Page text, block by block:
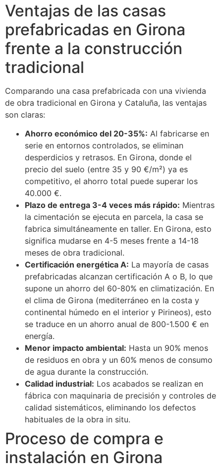
Ventajas de las casas
prefabricadas en Girona
frente a la construcción
tradicional
Comparando una casa prefabricada con una vivienda
de obra tradicional en Girona y Cataluña, las ventajas
son claras:
Ahorro económico del 20-35%: Al fabricarse en
serie en entornos controlados, se eliminan
desperdicios y retrasos. En Girona, donde el
precio del suelo (entre 35 y 90 €/m²) ya es
competitivo, el ahorro total puede superar los
40.000 €.
Plazo de entrega 3-4 veces más rápido: Mientras
la cimentación se ejecuta en parcela, la casa se
fabrica simultáneamente en taller. En Girona, esto
significa mudarse en 4-5 meses frente a 14-18
meses de obra tradicional.
Certificación energética A: La mayoría de casas
prefabricadas alcanzan certificación A o B, lo que
supone un ahorro del 60-80% en climatización. En
el clima de Girona (mediterráneo en la costa y
continental húmedo en el interior y Pirineos), esto
se traduce en un ahorro anual de 800-1.500 € en
energía.
Menor impacto ambiental: Hasta un 90% menos
de residuos en obra y un 60% menos de consumo
de agua durante la construcción.
Calidad industrial: Los acabados se realizan en
fábrica con maquinaria de precisión y controles de
calidad sistemáticos, eliminando los defectos
habituales de la obra in situ.
Proceso de compra e
instalación en Girona